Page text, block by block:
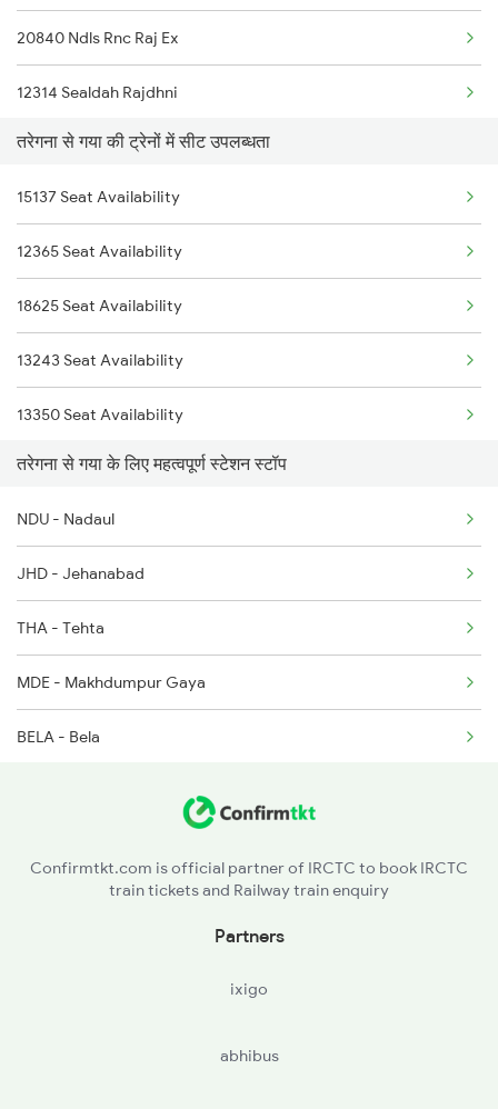
8625 Prnc Hte Spl
8626 Hte Prnc Spl
14223 Budh Purnima Exp
14224 Budhpurnima Exp
18623 Ipr Hatia Exp
18624 Hte Ipr Exp
20840 Ndls Rnc Raj Ex
12314 Sealdah Rajdhni
22812 Bbs Tejas Raj
12382 Poorva Express
12802 Purushottam Exp
तरेगना से गया की ट्रेनों में सीट उपलब्धता
15137 Seat Availability
12365 Seat Availability
18625 Seat Availability
13243 Seat Availability
13350 Seat Availability
13348 Seat Availability
18623 Seat Availability
13330 Seat Availability
तरेगना से गया के लिए महत्वपूर्ण स्टेशन स्टॉप
NDU - Nadaul
JHD - Jehanabad
THA - Tehta
MDE - Makhdumpur Gaya
BELA - Bela
Confirmtkt.com is official partner of IRCTC to book IRCTC
train tickets and Railway train enquiry
Partners
ixigo
abhibus